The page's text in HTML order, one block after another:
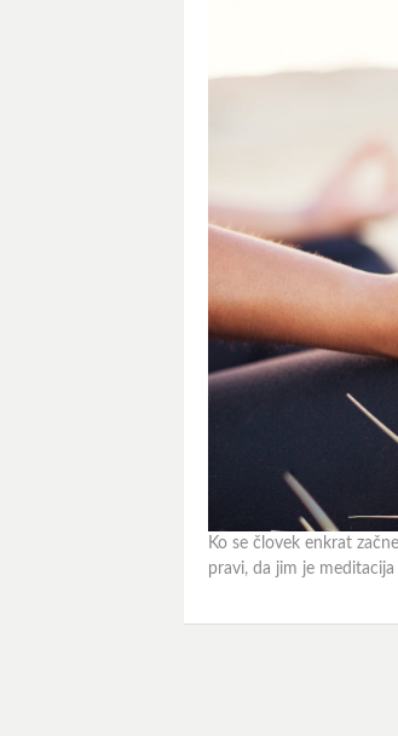
Ko se človek enkrat
pravi, da jim je